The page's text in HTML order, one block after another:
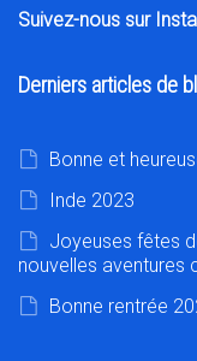
Suivez-nous sur
Derniers articles de
Bonne et
Inde 2023
Joyeuses fêtes
nouvelles aventures
Bonne rentrée